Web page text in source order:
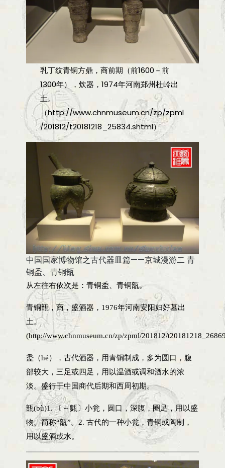
乳丁纹青铜方鼎，商前期（前1600－前
1300年），炊器，1974年河南郑州杜岭出
土。
（http://www.chnmuseum.cn/zp/zpml
/201812/t20181218_25834.shtml）
中国国家博物馆之古代器皿篇——京城漫游二 青
铜盉、青铜瓿
从左往右依次是：青铜盉、青铜瓿。
青铜瓿，商，盛酒器，1976年河南安阳妇好墓出
土。
(http://www.chnmuseum.cn/zp/zpml/201812/
盉（hé），古代酒器，用青铜制成，多为圆口，腹
部较大，三足或四足，用以温酒或调和酒水的浓
淡。盛行于中国商代后期和西周初期。
瓿(bù)1. 〔～甊〕小瓮，圆口，深腹，圈足，用以盛
物。简称“瓿”。2. 古代的一种小瓮，青铜或陶制，
用以盛酒或水。